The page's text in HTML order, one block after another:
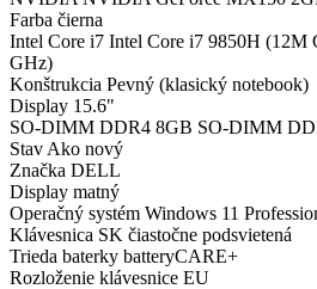
Farba čierna
Intel Core i7 Intel Core i7 9850H (12M
GHz)
Konštrukcia Pevný (klasický notebook)
Display 15.6"
SO-DIMM DDR4 8GB SO-DIMM
Stav Ako nový
Značka DELL
Display matný
Operačný systém Windows 11
Klávesnica SK čiastočne podsvietená
Trieda baterky batteryCARE+
Rozloženie klávesnice EU